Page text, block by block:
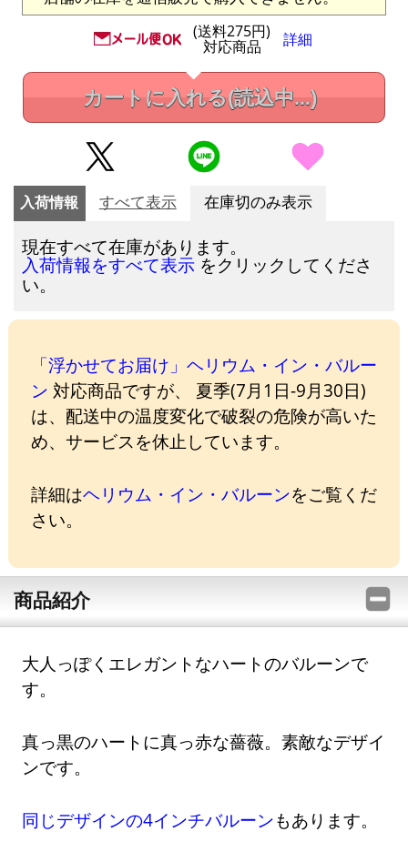
(送料275円)
対応商品 詳細
カートに入れる(読込中...)
入荷情報 すべて表示 在庫切のみ表示
現在すべて在庫があります。
入荷情報をすべて表示 をクリックしてくださ
い。
「浮かせてお届け」ヘリウム・イン・バルー
ン 対応商品ですが、 夏季(7月1日-9月30日)
は、配送中の温度変化で破裂の危険が高いた
め、サービスを休止しています。
詳細はヘリウム・イン・バルーンをご覧くだ
さい。
商品紹介
大人っぽくエレガントなハートのバルーンで
す。
真っ黒のハートに真っ赤な薔薇。素敵なデザイ
ンです。
同じデザインの4インチバルーンもあります。